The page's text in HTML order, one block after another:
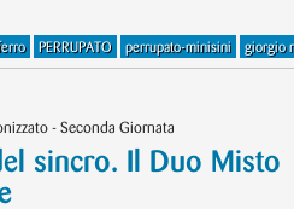
PERRUPATO perrupato-minisini giorgio
- Seconda Giornata
sincro. Il Duo Misto